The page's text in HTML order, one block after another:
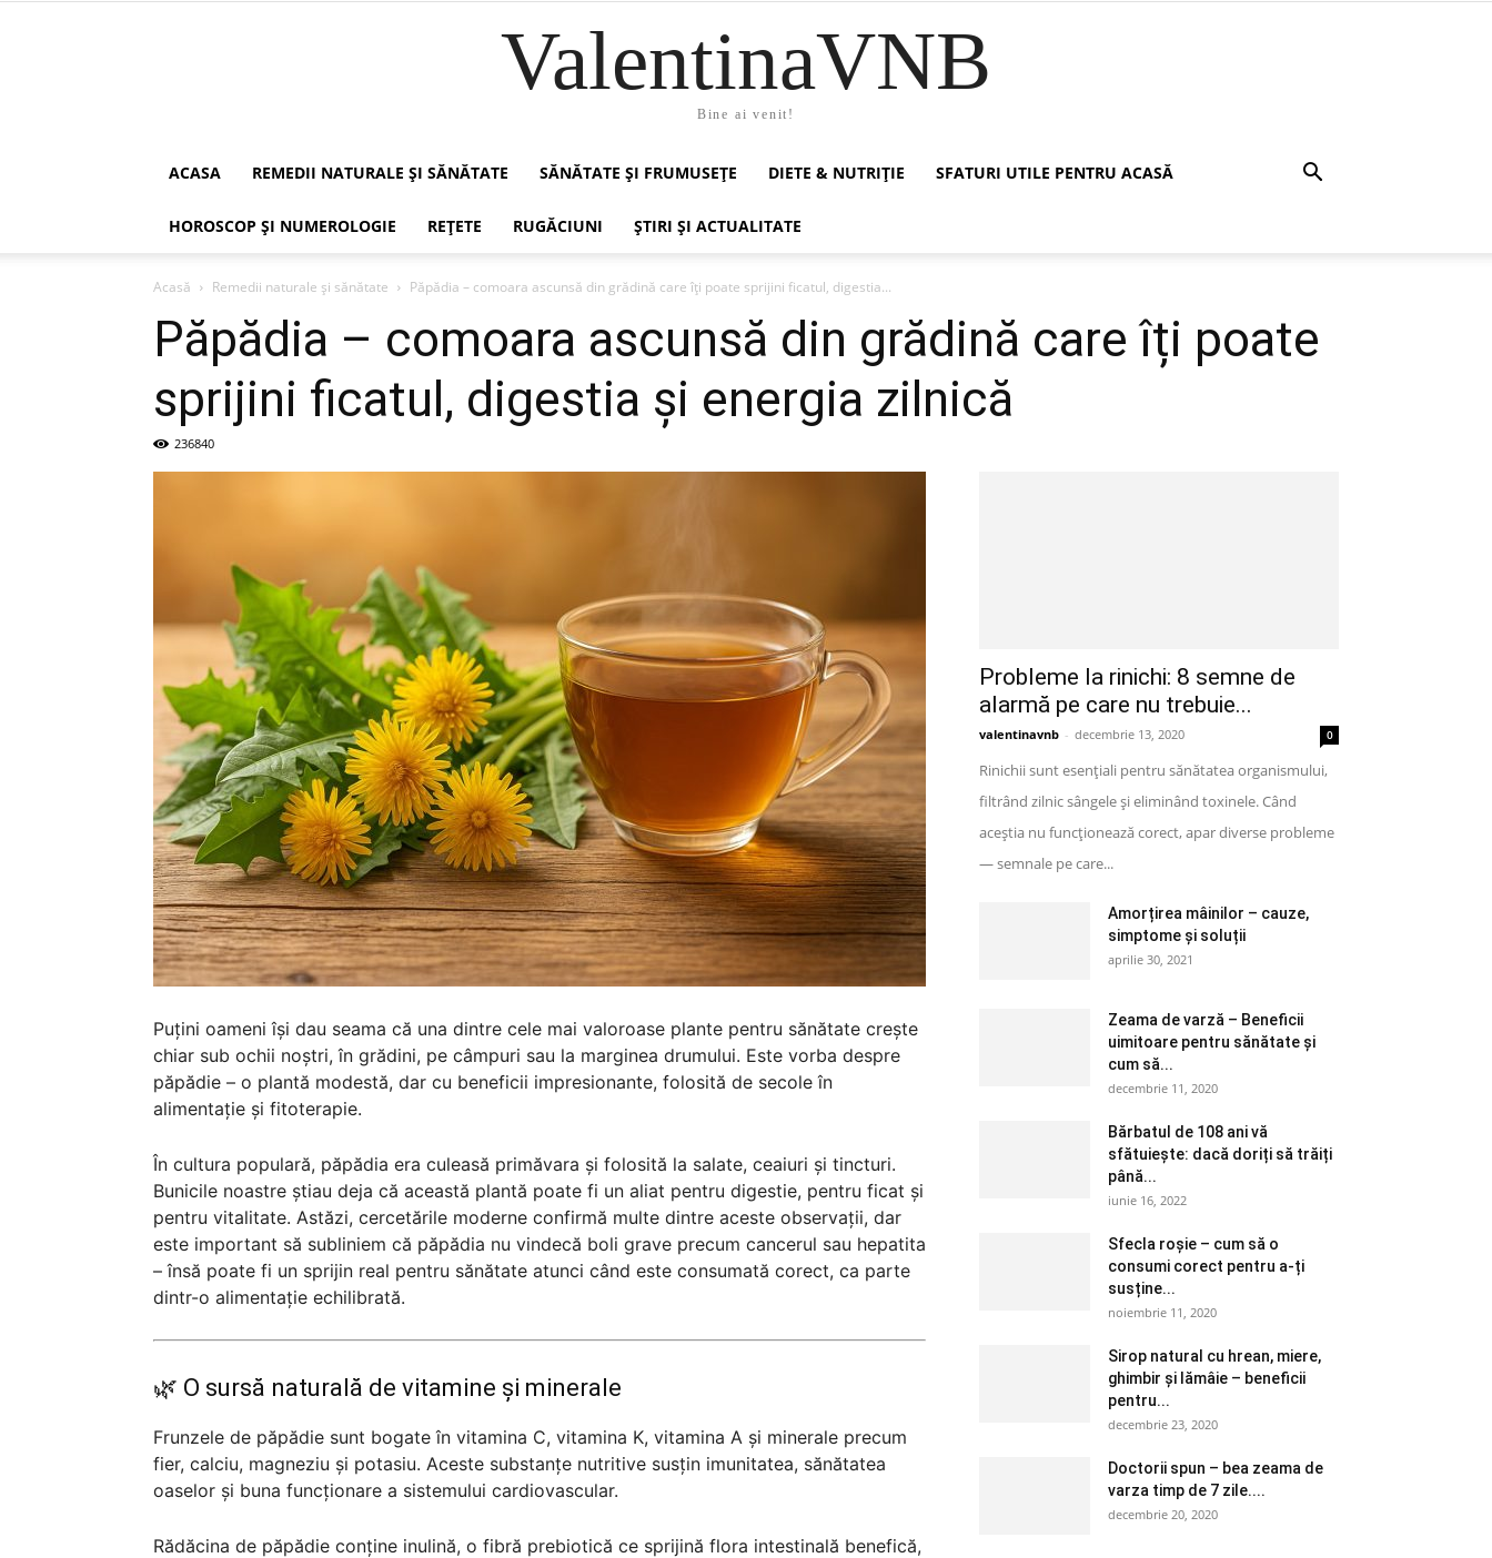
ValentinaVNB
Bine ai venit!
ACASA REMEDII NATURALE ȘI SĂNĂTATE SĂNĂTATE ȘI FRUMUSEȚE DIETE & NUTRIȚIE SFATURI UTILE PENTRU ACASĂ
HOROSCOP ȘI NUMEROLOGIE REȚETE RUGĂCIUNI ȘTIRI ȘI ACTUALITATE
Acasă Remedii naturale și sănătate Păpădia – comoara ascunsă din grădină care îți poate sprijini ficatul, digestia...
Păpădia – comoara ascunsă din grădină care îți poate
sprijini ficatul, digestia și energia zilnică
236840
Puțini oameni își dau seama că una dintre cele mai valoroase plante pentru sănătate crește
chiar sub ochii noștri, în grădini, pe câmpuri sau la marginea drumului. Este vorba despre
păpădie – o plantă modestă, dar cu beneficii impresionante, folosită de secole în
alimentație și fitoterapie.
În cultura populară, păpădia era culeasă primăvara și folosită la salate, ceaiuri și tincturi.
Bunicile noastre știau deja că această plantă poate fi un aliat pentru digestie, pentru ficat și
pentru vitalitate. Astăzi, cercetările moderne confirmă multe dintre aceste observații, dar
este important să subliniem că păpădia nu vindecă boli grave precum cancerul sau hepatita
– însă poate fi un sprijin real pentru sănătate atunci când este consumată corect, ca parte
dintr-o alimentație echilibrată.
🌿 O sursă naturală de vitamine și minerale
Frunzele de păpădie sunt bogate în vitamina C, vitamina K, vitamina A și minerale precum
fier, calciu, magneziu și potasiu. Aceste substanțe nutritive susțin imunitatea, sănătatea
oaselor și buna funcționare a sistemului cardiovascular.
Rădăcina de păpădie conține inulină, o fibră prebiotică ce sprijină flora intestinală benefică,
Probleme la rinichi: 8 semne de
alarmă pe care nu trebuie...
valentinavnb - decembrie 13, 2020 0
Rinichii sunt esențiali pentru sănătatea organismului,
filtrând zilnic sângele și eliminând toxinele. Când
aceștia nu funcționează corect, apar diverse probleme
— semnale pe care...
Amorțirea mâinilor – cauze,
simptome și soluții
aprilie 30, 2021
Zeama de varză – Beneficii
uimitoare pentru sănătate și
cum să...
decembrie 11, 2020
Bărbatul de 108 ani vă
sfătuiește: dacă doriți să trăiți
până...
iunie 16, 2022
Sfecla roșie – cum să o
consumi corect pentru a-ți
susține...
noiembrie 11, 2020
Sirop natural cu hrean, miere,
ghimbir și lămâie – beneficii
pentru...
decembrie 23, 2020
Doctorii spun – bea zeama de
varza timp de 7 zile....
decembrie 20, 2020